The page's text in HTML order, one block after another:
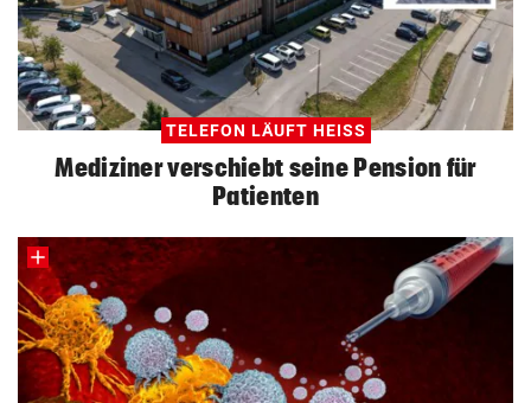
TELEFON LÄUFT HEISS
Mediziner verschiebt seine Pension für
Patienten